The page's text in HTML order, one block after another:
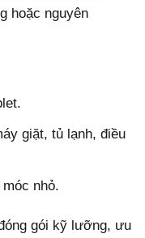
hoặc nguyên
giặt, tủ lạnh, điều
nhỏ.
gói kỹ lưỡng, ưu